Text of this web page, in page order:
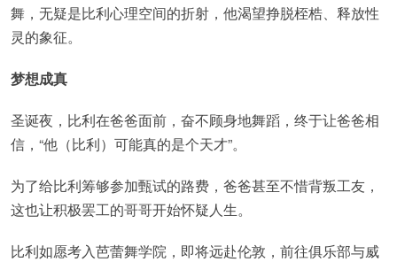
舞，无疑是比利心理空间的折射，他渴望挣脱桎梏、释放性
灵的象征。
梦想成真
圣诞夜，比利在爸爸面前，奋不顾身地舞蹈，终于让爸爸相
信，“他（比利）可能真的是个天才”。
为了给比利筹够参加甄试的路费，爸爸甚至不惜背叛工友，
这也让积极罢工的哥哥开始怀疑人生。
比利如愿考入芭蕾舞学院，即将远赴伦敦，前往俱乐部与威